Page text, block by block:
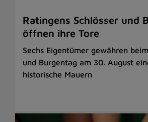
Ratingens Schlösser und
öffnen ihre Tore
Sechs Eigentümer gewähren
und Burgentag am 30. August
historische Mauern